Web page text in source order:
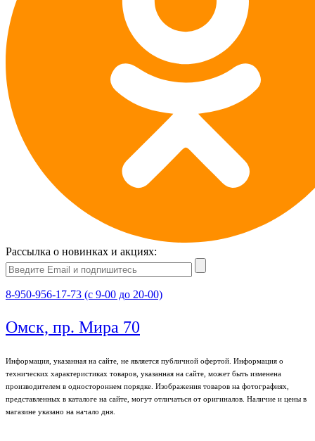
Рассылка о новинках и акциях:
8-950-956-17-73 (с 9-00 до 20-00)
Омск, пр. Мира 70
Информация, указанная на сайте, не является публичной офертой. Информация о
технических характеристиках товаров, указанная на сайте, может быть изменена
производителем в одностороннем порядке. Изображения товаров на фотографиях,
представленных в каталоге на сайте, могут отличаться от оригиналов. Наличие и цены в
магазине указано на начало дня.